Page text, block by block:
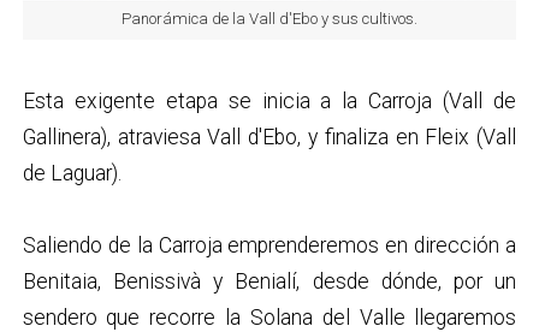
Panorámica de la Vall d'Ebo y sus cultivos.
Esta exigente etapa se inicia a la Carroja (Vall de
Gallinera), atraviesa Vall d'Ebo, y finaliza en Fleix (Vall
de Laguar).
Saliendo de la Carroja emprenderemos en dirección a
Benitaia, Benissivà y Benialí, desde dónde, por un
sendero que recorre la Solana del Valle llegaremos